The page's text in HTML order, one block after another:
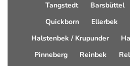
Tangstedt
Barsbüttel
Quickborn
Ellerbek
Halstenbek / Krupunder
Pinneberg
Reinbek